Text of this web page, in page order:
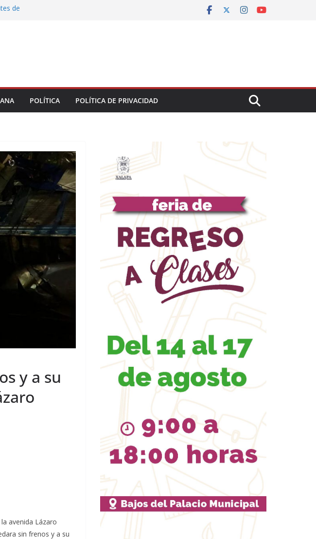
de
POLÍTICA POLÍTICA DE PRIVACIDAD
y a su
avenida Lázaro
sin frenos y a su